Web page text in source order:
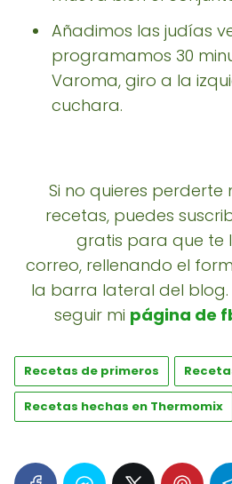
Añadimos las judías
programamos 30
Varoma, giro a la
cuchara.
Si no quieres perderte
recetas, puedes
gratis para que te
correo, rellenando el
la barra lateral del blog.
seguir mi página de
Recetas de primeros
Recetas hechas en Thermomix